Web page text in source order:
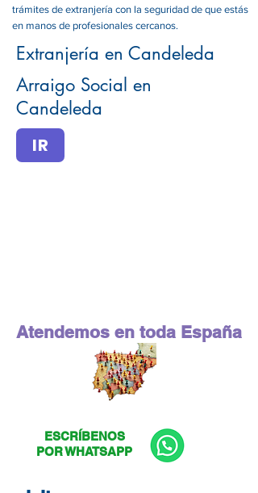
trámites de extranjería con la seguridad de que estás
en manos de profesionales cercanos.
Extranjería en Candeleda
Arraigo Social en
Candeleda
IR
Atendemos en toda España
ESCRÍBENOS
POR WHATSAPP